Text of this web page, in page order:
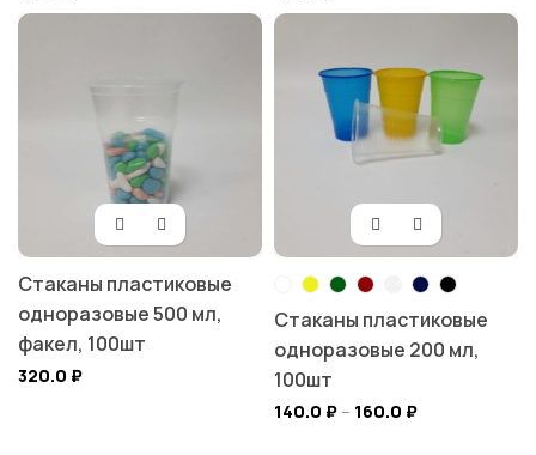
Стаканы пластиковые
одноразовые 500 мл,
факел, 100шт
320.0 ₽
Стаканы пластиковые
одноразовые 200 мл,
100шт
140.0 ₽– 160.0 ₽